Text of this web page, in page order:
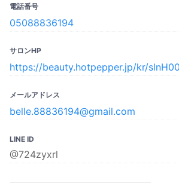
電話番号
05088836194
サロンHP
https://beauty.hotpepper.jp/kr/
メールアドレス
belle.88836194@gmail.com
LINE ID
@724zyxrl